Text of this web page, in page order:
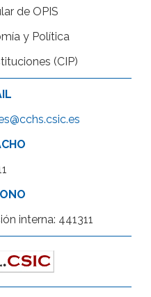
de OPIS
y Política
(CIP)
interna: 441311